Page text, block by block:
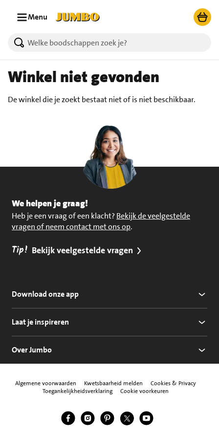
Menu
Winkel niet gevonden
De winkel die je zoekt bestaat niet of is niet beschikbaar.
We helpen je graag!
Heb je een vraag of een klacht? Bekijk de veelgestelde
vragen of neem contact met ons op.
Tip! Bekijk veelgestelde vragen
Download onze app
Laat je inspireren
Over Jumbo
Algemene voorwaarden Kwetsbaarheid melden
Cookies & Privacy
Toegankelijkheidsverklaring
Cookie voorkeuren
Volg ons
Jumbo Facebook
Jumbo Instagram
Jumbo Pinterest
Jumbo Twitter
Jumbo YouTube